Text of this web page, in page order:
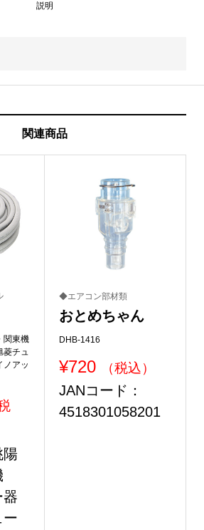
説明
関連商品
関東機
菱チュ
ノアッ
陽
器
ー
◆エアコン部材類
おとめちゃん
DHB-1416
¥720 （税込）
JANコード：
4518301058201